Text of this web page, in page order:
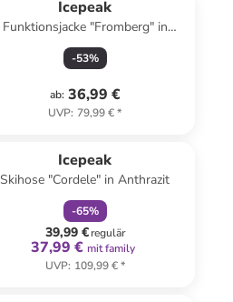
Icepeak
Funktionsjacke "Fromberg" in
Dunkelblau
-53%
ab: 36,99 €
UVP: 79,99 €*
Icepeak
Skihose "Cordele" in Anthrazit
-65%
39,99 €regulär
37,99 € mit family
UVP: 109,99 €*